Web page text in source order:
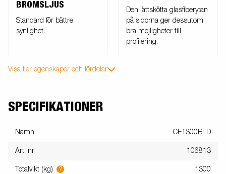
BROMSLJUS
Standard för bättre
synlighet.
Den lättskötta glasfiberytan
på sidorna ger dessutom
bra möjligheter till
profilering.
Visa fler egenskaper och fördelar
SPECIFIKATIONER
Namn CE1300BLD
Art. nr 106813
Totalvikt (kg) ? 1300